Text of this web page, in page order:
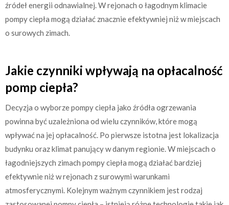
źródeł energii odnawialnej. W rejonach o łagodnym klimacie
pompy ciepła mogą działać znacznie efektywniej niż w miejscach
o surowych zimach.
Jakie czynniki wpływają na opłacalność
pomp ciepła?
Decyzja o wyborze pompy ciepła jako źródła ogrzewania
powinna być uzależniona od wielu czynników, które mogą
wpływać na jej opłacalność. Po pierwsze istotna jest lokalizacja
budynku oraz klimat panujący w danym regionie. W miejscach o
łagodniejszych zimach pompy ciepła mogą działać bardziej
efektywnie niż w rejonach z surowymi warunkami
atmosferycznymi. Kolejnym ważnym czynnikiem jest rodzaj